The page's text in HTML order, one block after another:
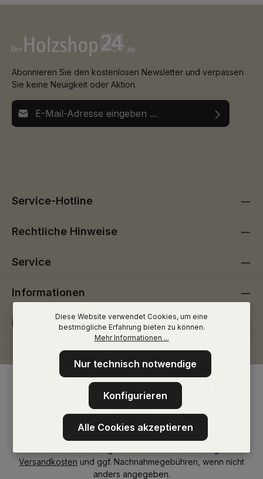
Abonnieren Sie den kostenlosen Newsletter und verpassen
Sie keine Neuigkeit oder Aktion.
E-Mail-Adresse*
Service-Hotline
Rechtliche Hinweise
Service
Informationen
Folge uns
Versandkosten und ggf. Nachnahmegebühren, wenn nicht
anders angegeben.
Diese Website verwendet Cookies, um eine
bestmögliche Erfahrung bieten zu können.
Mehr Informationen ...
Nur technisch notwendige
Konfigurieren
Alle Cookies akzeptieren